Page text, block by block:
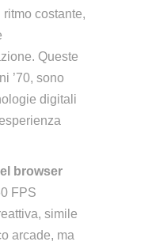
costante,
Queste
’70, sono
digitali
browser
FPS
simile
arcade, ma